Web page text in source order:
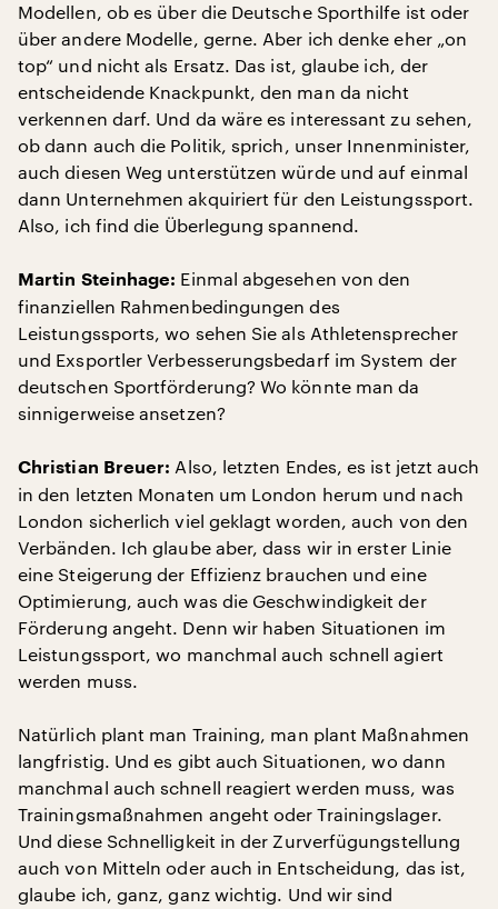
Modellen, ob es über die Deutsche Sporthilfe ist oder
über andere Modelle, gerne. Aber ich denke eher „on
top“ und nicht als Ersatz. Das ist, glaube ich, der
entscheidende Knackpunkt, den man da nicht
verkennen darf. Und da wäre es interessant zu sehen,
ob dann auch die Politik, sprich, unser Innenminister,
auch diesen Weg unterstützen würde und auf einmal
dann Unternehmen akquiriert für den Leistungssport.
Also, ich find die Überlegung spannend.
Martin Steinhage: Einmal abgesehen von den
finanziellen Rahmenbedingungen des
Leistungssports, wo sehen Sie als Athletensprecher
und Exsportler Verbesserungsbedarf im System der
deutschen Sportförderung? Wo könnte man da
sinnigerweise ansetzen?
Christian Breuer: Also, letzten Endes, es ist jetzt auch
in den letzten Monaten um London herum und nach
London sicherlich viel geklagt worden, auch von den
Verbänden. Ich glaube aber, dass wir in erster Linie
eine Steigerung der Effizienz brauchen und eine
Optimierung, auch was die Geschwindigkeit der
Förderung angeht. Denn wir haben Situationen im
Leistungssport, wo manchmal auch schnell agiert
werden muss.
Natürlich plant man Training, man plant Maßnahmen
langfristig. Und es gibt auch Situationen, wo dann
manchmal auch schnell reagiert werden muss, was
Trainingsmaßnahmen angeht oder Trainingslager.
Und diese Schnelligkeit in der Zurverfügungstellung
auch von Mitteln oder auch in Entscheidung, das ist,
glaube ich, ganz, ganz wichtig. Und wir sind